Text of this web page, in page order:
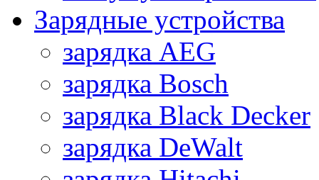
Зарядные устройства
зарядка AEG
зарядка Bosch
зарядка Black Decker
зарядка DeWalt